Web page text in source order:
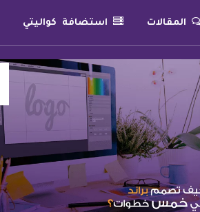
المقالات استضافة كواليتي